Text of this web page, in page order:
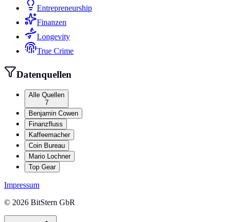
Entrepreneurship
Finanzen
Longevity
True Crime
Datenquellen
Alle Quellen
7
Benjamin Cowen
Finanzfluss
Kaffeemacher
Coin Bureau
Mario Lochner
Top Gear
Impressum
© 2026 BitStern GbR